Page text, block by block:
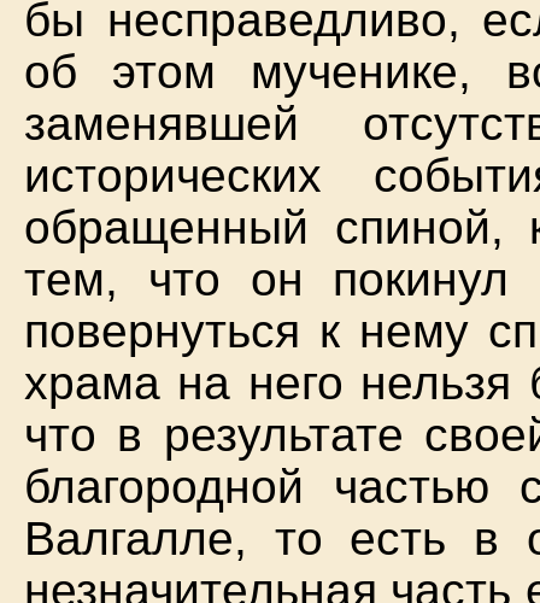
бы несправедливо,
об этом мученике,
заменявшей
исторических
обращенный спиной,
тем, что он
повернуться к нему
храма на него
что в результате
благородной частью
Валгалле, то есть в
незначительная